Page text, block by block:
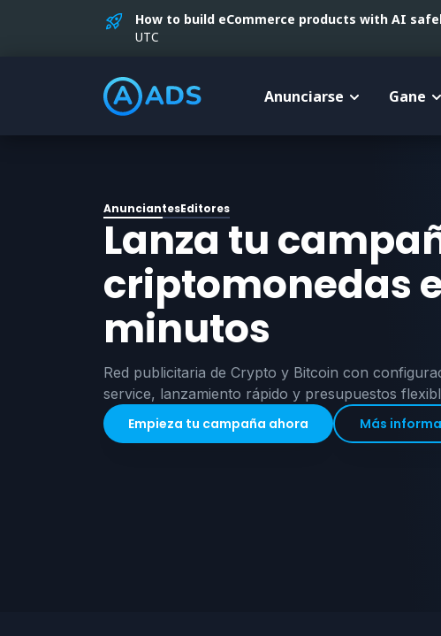
How to build eCommerce products with AI
UTC
Anunciarse Gane
AnunciantesEditores
Lanza tu
criptomonedas
minutos
Red publicitaria de Crypto y Bitcoin con
service, lanzamiento rápido y presupuestos
Empieza tu campaña ahora
Más